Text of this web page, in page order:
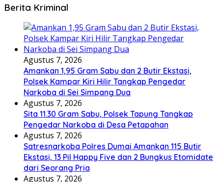
Berita Kriminal
Agustus 7, 2026
Amankan 1,95 Gram Sabu dan 2 Butir Ekstasi,
Polsek Kampar Kiri Hilir Tangkap Pengedar
Narkoba di Sei Simpang Dua
Agustus 7, 2026
Sita 11.30 Gram Sabu, Polsek Tapung Tangkap
Pengedar Narkoba di Desa Petapahan
Agustus 7, 2026
Satresnarkoba Polres Dumai Amankan 115 Butir
Ekstasi, 13 Pil Happy Five dan 2 Bungkus Etomidate
dari Seorang Pria
Agustus 7, 2026